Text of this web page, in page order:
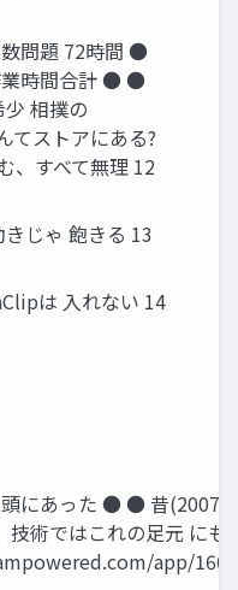
問題 72時間 ●
業時間合計 ● ●
相撲の
ストアにある?
、すべて無理 12
じゃ 飽きる 13
は 入れない 14
にあった ● ● 昔(2007
術ではこれの足元 にも
app/